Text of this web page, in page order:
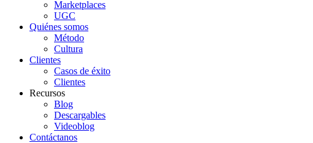
Marketplaces
UGC
Quiénes somos
Método
Cultura
Clientes
Casos de éxito
Clientes
Recursos
Blog
Descargables
Videoblog
Contáctanos